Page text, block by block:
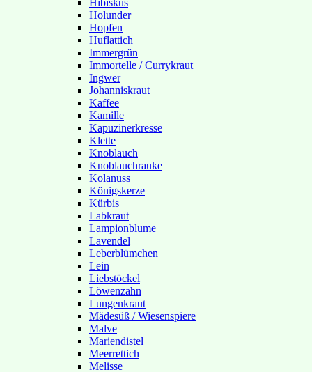
Hibiskus
Holunder
Hopfen
Huflattich
Immergrün
Immortelle / Currykraut
Ingwer
Johanniskraut
Kaffee
Kamille
Kapuzinerkresse
Klette
Knoblauch
Knoblauchrauke
Kolanuss
Königskerze
Kürbis
Labkraut
Lampionblume
Lavendel
Leberblümchen
Lein
Liebstöckel
Löwenzahn
Lungenkraut
Mädesüß / Wiesenspiere
Malve
Mariendistel
Meerrettich
Melisse